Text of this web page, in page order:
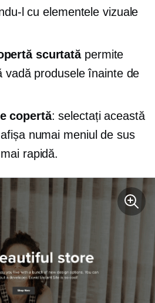
l cu elementele vizuale
scurtatăpermite
vadă produsele înainte de
copertă: selectați această
numai meniul de sus
rapidă.